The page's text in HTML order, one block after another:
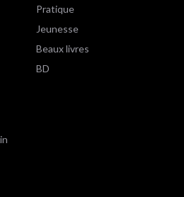
Pratique
Jeunesse
Beaux livres
BD